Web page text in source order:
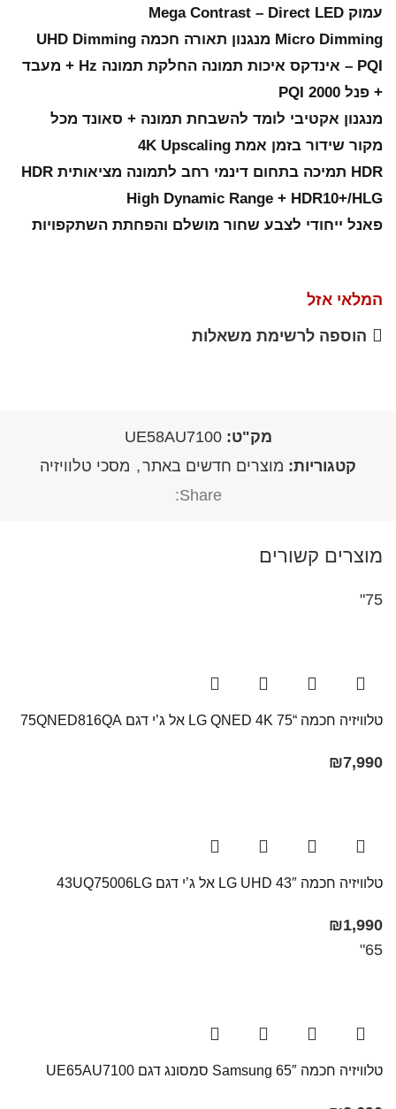
עמוק Mega Contrast – Direct LED
Micro Dimming מנגנון תאורה חכמה UHD Dimming
PQI – אינדקס איכות תמונה החלקת תמונה Hz + מעבד
+ פנל 2000 PQI
מנגנון אקטיבי לומד להשבחת תמונה + סאונד מכל
מקור שידור בזמן אמת 4K Upscaling
HDR תמיכה בתחום דינמי רחב לתמונה מציאותית HDR
High Dynamic Range + HDR10+/HLG
פאנל ייחודי לצבע שחור מושלם והפחתת השתקפויות
המלאי אזל
הוספה לרשימת משאלות
מק"ט:UE58AU7100
קטגוריות: מוצרים חדשים באתר, מסכי טלוויזיה
Share:
מוצרים קשורים
75"
טלוויזיה חכמה “75 LG QNED 4K אל ג’י דגם 75QNED816QA
₪7,990
טלוויזיה חכמה 43″ LG UHD אל ג’י דגם 43UQ75006LG
₪1,990
65"
טלוויזיה חכמה 65″ Samsung​ סמסונג דגם UE65AU7100​